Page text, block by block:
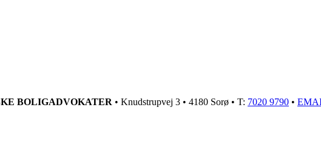
BOLIGADVOKATER • Knudstrupvej 3 • 4180 Sorø • T: 7020 9790 •